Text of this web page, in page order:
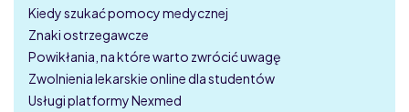
Kiedy szukać pomocy medycznej
Znaki ostrzegawcze
Powikłania, na które warto zwrócić uwagę
Zwolnienia lekarskie online dla studentów
Usługi platformy Nexmed